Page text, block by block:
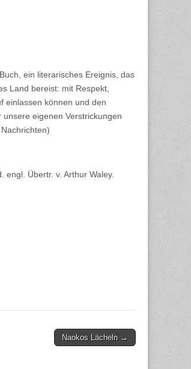
ein literarisches Ereignis, das
Land bereist: mit Respekt,
einlassen können und den
eigenen Verstrickungen
Übertr. v. Arthur Waley.
Naokos Lächeln →